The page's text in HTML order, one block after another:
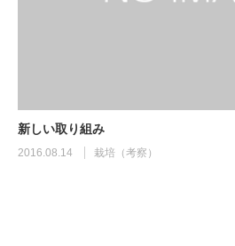
新しい取り組み
2016.08.14 栽培（考察）